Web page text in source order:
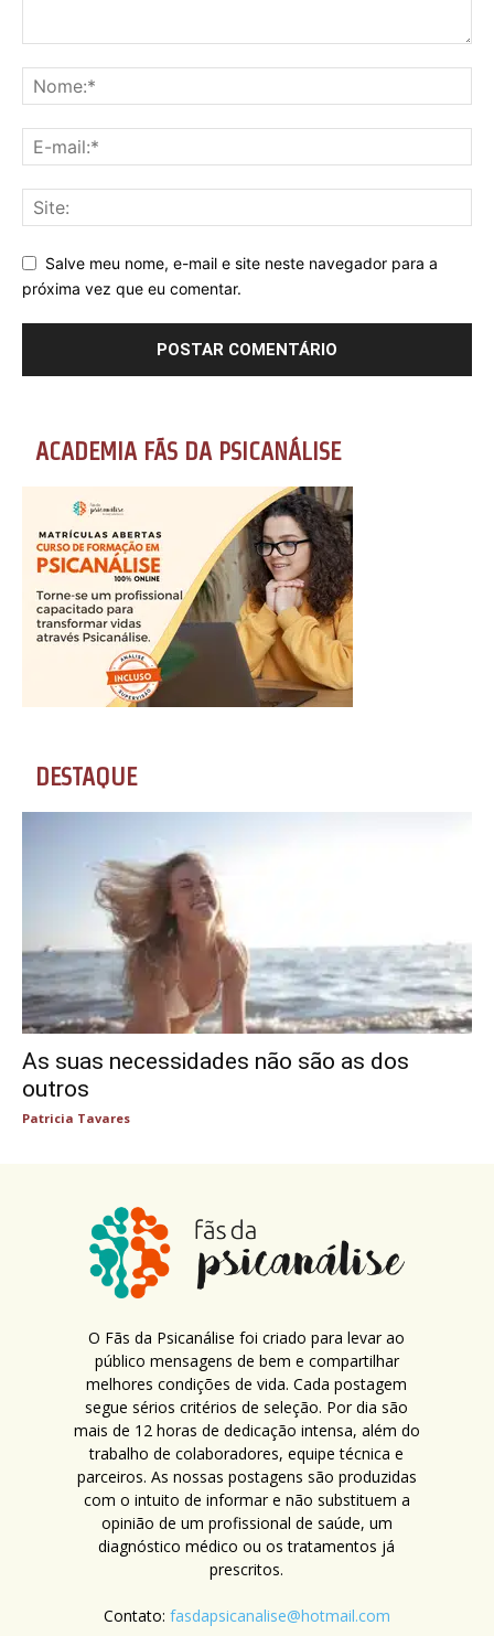
Salve meu nome, e-mail e site neste navegador para a
próxima vez que eu comentar.
ACADEMIA FÃS DA PSICANÁLISE
DESTAQUE
As suas necessidades não são as dos
outros
Patricia Tavares
O Fãs da Psicanálise foi criado para levar ao
público mensagens de bem e compartilhar
melhores condições de vida. Cada postagem
segue sérios critérios de seleção. Por dia são
mais de 12 horas de dedicação intensa, além do
trabalho de colaboradores, equipe técnica e
parceiros. As nossas postagens são produzidas
com o intuito de informar e não substituem a
opinião de um profissional de saúde, um
diagnóstico médico ou os tratamentos já
prescritos.
Contato: fasdapsicanalise@hotmail.com